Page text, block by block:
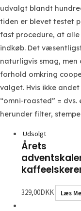
udvalgt blandt
tiden er blevet testet
fast procedure, at
indkøb. Det
naturligvis smag,
forhold omkring
valget. Hvis ikke
“omni-roasted” =
herunder filter,
Udsolgt
Årets
329,00DKK Læs